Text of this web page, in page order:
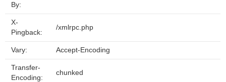
By:
X-
Pingback:
/xmlrpc.php
Vary: Accept-Encoding
Transfer-
Encoding:
chunked